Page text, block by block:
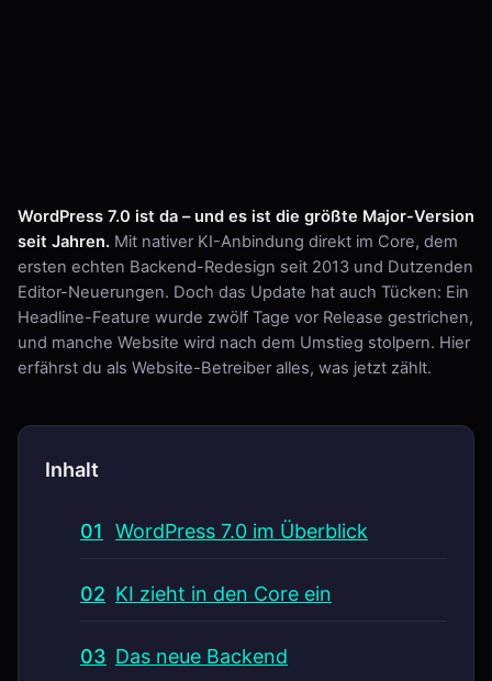
WordPress 7.0 ist da – und es ist die größte Major-Version
seit Jahren. Mit nativer KI-Anbindung direkt im Core, dem
ersten echten Backend-Redesign seit 2013 und Dutzenden
Editor-Neuerungen. Doch das Update hat auch Tücken: Ein
Headline-Feature wurde zwölf Tage vor Release gestrichen,
und manche Website wird nach dem Umstieg stolpern. Hier
erfährst du als Website-Betreiber alles, was jetzt zählt.
Inhalt
WordPress 7.0 im Überblick
KI zieht in den Core ein
Das neue Backend